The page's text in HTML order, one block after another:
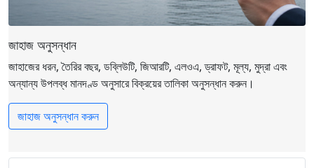
জাহাজ অনুসন্ধান
জাহাজের ধরন, তৈরির বছর, ডব্লিউটি, জিআরটি, এলওএ, ড্রাফট, মূল্য, মুদ্রা এবং
অন্যান্য উপলব্ধ মানদণ্ড অনুসারে বিক্রয়ের তালিকা অনুসন্ধান করুন।
জাহাজ অনুসন্ধান করুন